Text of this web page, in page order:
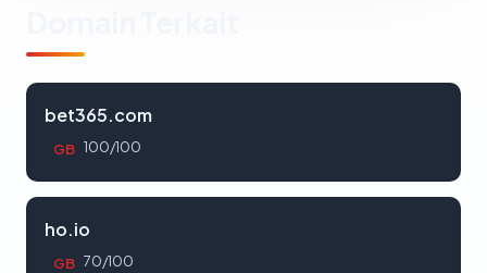
bet365.com
GB 100/100
ho.io
GB 70/100